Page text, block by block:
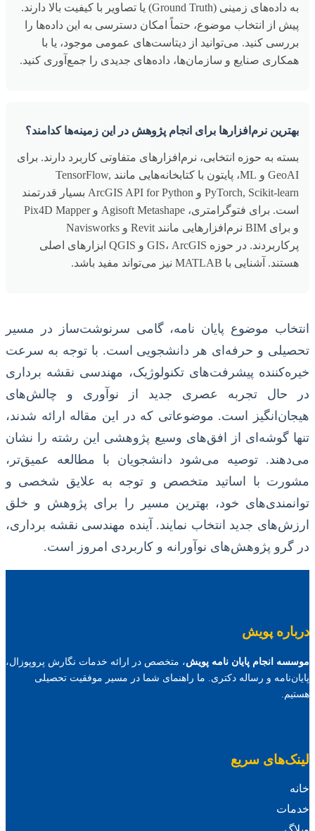
به داده‌های زمینی (Ground Truth) یا تصاویر با کیفیت بالا دارند.
پیش از انتخاب موضوع، حتماً امکان دسترسی به این داده‌ها را
بررسی کنید. می‌توانید از دیتاست‌های عمومی موجود، یا با
همکاری صنایع و سازمان‌ها، داده‌های جدیدی را جمع‌آوری کنید.
بهترین نرم‌افزارها برای انجام پژوهش در این زمینه‌ها کدامند؟
بسته به حوزه انتخابی، نرم‌افزارهای متفاوتی کاربرد دارند. برای
GeoAI و ML، پایتون با کتابخانه‌هایی مانند TensorFlow,
PyTorch, Scikit-learn و ArcGIS API for Python بسیار قدرتمند
است. برای فتوگرامتری، Agisoft Metashape و Pix4D Mapper
و برای BIM نرم‌افزارهایی مانند Revit و Navisworks
پرکاربردند. در حوزه GIS، ArcGIS و QGIS ابزارهای اصلی
هستند. آشنایی با MATLAB نیز می‌تواند مفید باشد.
انتخاب موضوع پایان نامه، گامی سرنوشت‌ساز در مسیر
تحصیلی و حرفه‌ای هر دانشجویی است. با توجه به سرعت
خیره‌کننده پیشرفت‌های تکنولوژیک، مهندسی نقشه برداری
در حال تجربه عصری جدید از نوآوری و چالش‌های
هیجان‌انگیز است. موضوعاتی که در این مقاله ارائه شدند،
تنها گوشه‌ای از افق‌های وسیع پژوهشی این رشته را نشان
می‌دهند. توصیه می‌شود دانشجویان با مطالعه عمیق‌تر،
مشورت با اساتید متخصص و توجه به علایق شخصی و
توانمندی‌های خود، بهترین مسیر را برای پژوهش و خلق
ارزش‌های جدید انتخاب نمایند. آینده مهندسی نقشه برداری،
در گرو پژوهش‌های نوآورانه و کاربردی امروز است.
درباره پویش
موسسه انجام پایان نامه پویش، متخصص در ارائه خدمات نگارش پروپوزال،
پایان‌نامه و رساله دکتری. ما راهنمای شما در مسیر موفقیت تحصیلی
هستیم.
لینک‌های سریع
خانه
خدمات